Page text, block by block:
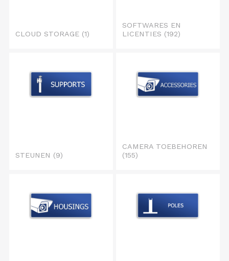
CLOUD STORAGE (1)
SOFTWARES EN
LICENTIES (192)
STEUNEN (9)
CAMERA TOEBEHOREN
(155)